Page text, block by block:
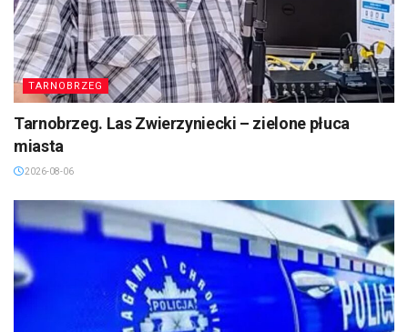
TARNOBRZEG
Tarnobrzeg. Las Zwierzyniecki – zielone płuca
miasta
2026-08-06